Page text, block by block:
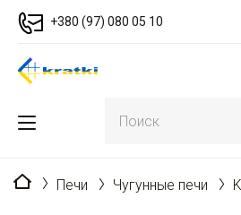
+380 (97) 080 05 10
Главная
Печи Чугунные печи